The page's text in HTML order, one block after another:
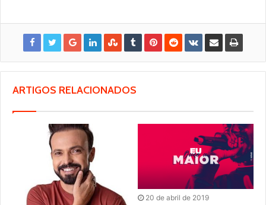
ARTIGOS RELACIONADOS
20 de abril de 2019